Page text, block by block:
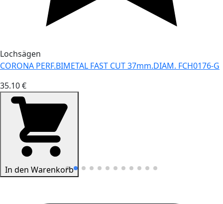
Lochsägen
CORONA PERF.BIMETAL FAST CUT 37mm.DIAM. FCH0176-G
35.10 €
In den Warenkorb